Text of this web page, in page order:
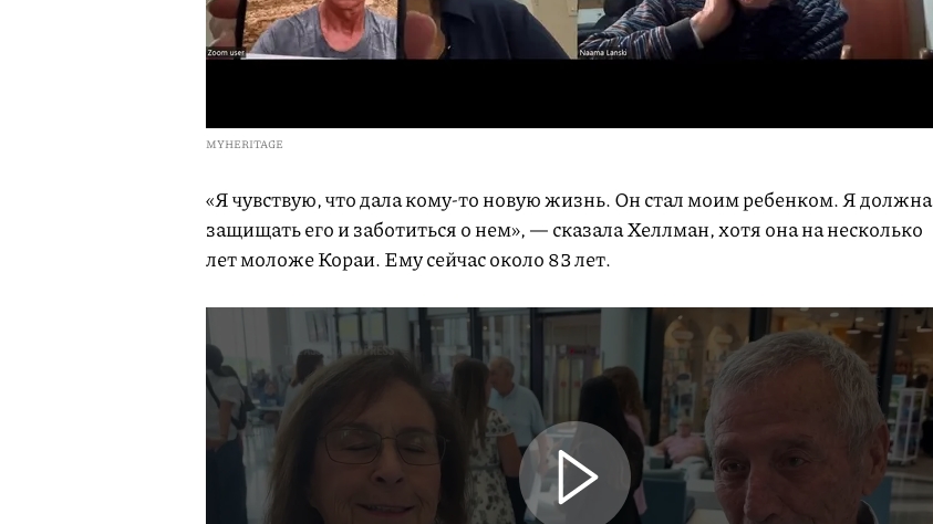
MYHERITAGE
«Я чувствую, что дала кому-то новую жизнь. Он стал моим ребенком. Я должна
защищать его и заботиться о нем», — сказала Хеллман, хотя она на несколько
лет моложе Кораи. Ему сейчас около 83 лет.